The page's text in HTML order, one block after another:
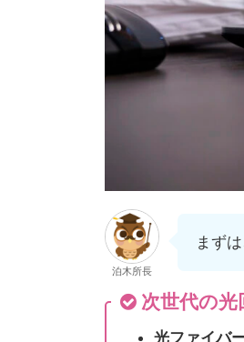
泊木所長
まず
次世代の光
光ファイバ